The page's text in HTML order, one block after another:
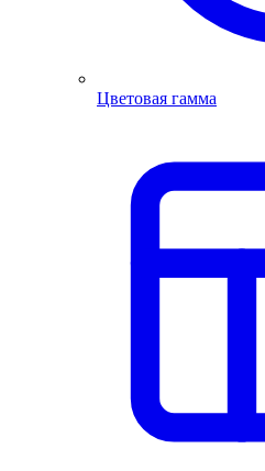
Цветовая гамма